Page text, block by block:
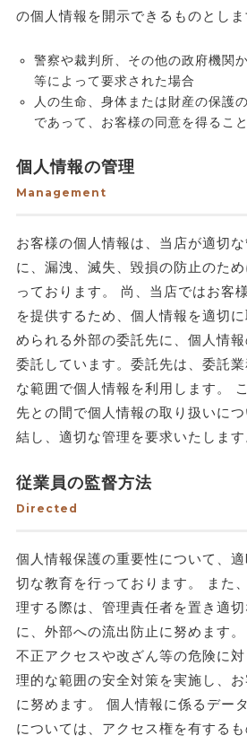
の個人情報を開示できるものとしま
警察や裁判所、その他の政府機関
等によって要求された場合
人の生命、身体または財産の保護
であって、お客様の同意を得るこ
個人情報の管理
Management
お客様の個人情報は、当店が適切
に、漏洩、滅失、毀損の防止のた
っております。 尚、当店ではお客
を提供するため、個人情報を適切
められる外部の委託先に、個人情
委託しています。委託先は、委託
な範囲で個人情報を利用します。
先との間で個人情報の取り扱いに
結し、適切な管理を要求いたします
従業員の監督方法
Directed
個人情報保護の重要性について、
切な教育を行っております。 また
理する際は、管理責任者を置き適
に、外部への流出防止に努めます
不正アクセスや改ざん等の危険に
理的な範囲の安全対策を実施し、
に努めます。 個人情報に係るデー
については、アクセス権を有する